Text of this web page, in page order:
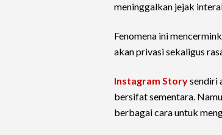
meninggalkan jejak
Fenomena ini
akan privasi sekaligus
Instagram Storysendiri
bersifat sementara.
berbagai cara untuk